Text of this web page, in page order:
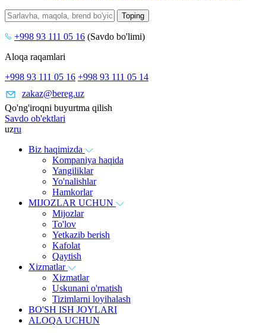
+998 93 111 05 16 (Savdo bo'limi)
Aloqa raqamlari
+998 93 111 05 16 +998 93 111 05 14
zakaz@bereg.uz
Qo'ng'iroqni buyurtma qilish
Savdo ob'ektlari
uzru
Biz haqimizda
Kompaniya haqida
Yangiliklar
Yo'nalishlar
Hamkorlar
MIJOZLAR UCHUN
Mijozlar
To'lov
Yetkazib berish
Kafolat
Qaytish
Xizmatlar
Xizmatlar
Uskunani o'rnatish
Tizimlarni loyihalash
BO'SH ISH JOYLARI
ALOQA UCHUN